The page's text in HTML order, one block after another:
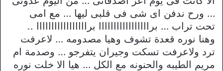
… ورح ندفن اى شى فى قلبى ليها … مع امى
تحت تراب … برااااااااااااااااا برااااااااااااااااا ..
وهنا نوره قعدة تشوف وهيا مصدومه … لاعرفت
ترد ولاعرفت تسكت وجيران يتفرجو … وصدمة ام
مريم الطيبه والحنونه مع الكل … هيا الا خلت نوره